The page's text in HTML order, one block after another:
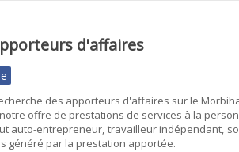
d'affaires
des apporteurs d'affaires sur le
offre de prestations de services à la
auto-entrepreneur, travailleur indépendant,
généré par la prestation apportée.